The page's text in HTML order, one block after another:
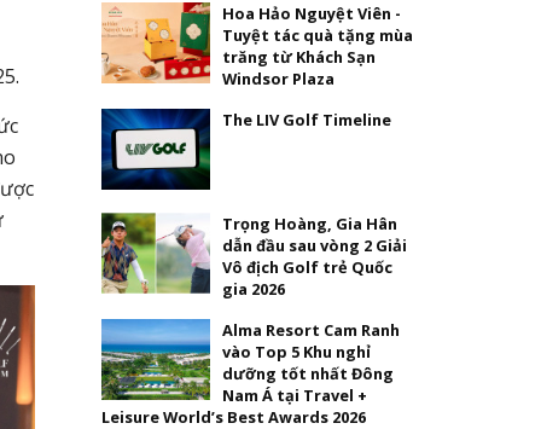
Hoa Hảo Nguyệt Viên -
Tuyệt tác quà tặng mùa
trăng từ Khách Sạn
Windsor Plaza
The LIV Golf Timeline
Trọng Hoàng, Gia Hân
dẫn đầu sau vòng 2 Giải
Vô địch Golf trẻ Quốc
gia 2026
Alma Resort Cam Ranh
vào Top 5 Khu nghỉ
dưỡng tốt nhất Đông
Nam Á tại Travel +
Leisure World’s Best Awards 2026